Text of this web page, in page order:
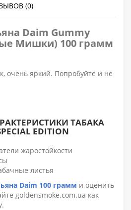
(0)
Daim Gummy
Мишки) 100 грамм
очень яркий. Попробуйте и не
ТАБАКА
EDITION
жаростойкости
листья
Daim 100 грамм и оценить
goldensmoke.com.ua как